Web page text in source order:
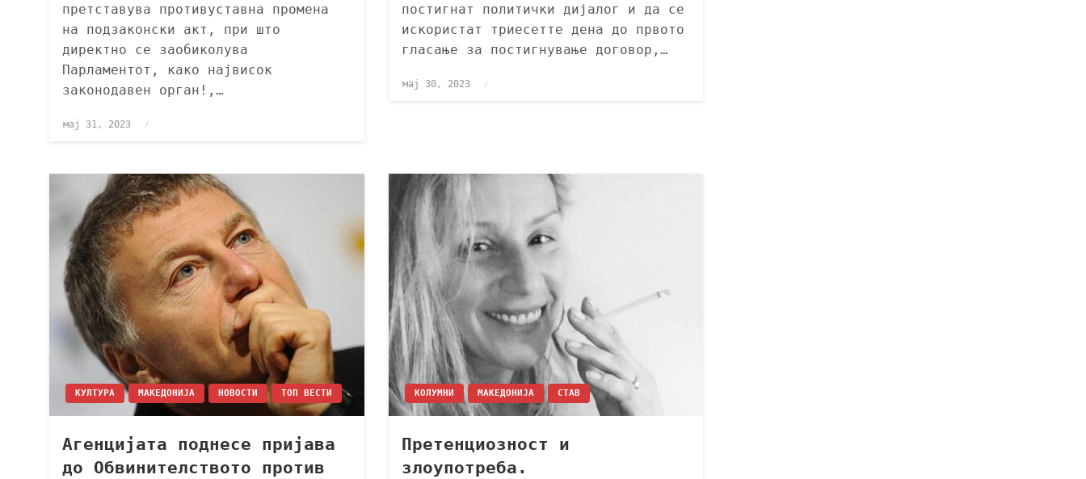
претставува противуставна промена
на подзаконски акт, при што
директно се заобиколува
Парламентот, како највисок
законодавен орган!,…
мај 31, 2023
постигнат политички дијалог и да се
искористат триесетте дена до првото
гласање за постигнување договор,…
мај 30, 2023
КУЛТУРА МАКЕДОНИЈА НОВОСТИ ТОП ВЕСТИ
Агенцијата поднесе пријава
до Обвинителството против
KОЛУМНИ МАКЕДОНИЈА СТАВ
Претенциозност и
злоупотреба.